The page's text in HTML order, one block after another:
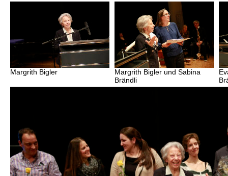
Margrith Bigler
Margrith Bigler und Sabina
Brändli